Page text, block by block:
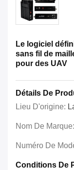
Le logiciel
sans fil de
pour des UAV
Détails De
Lieu D'origine:
Nom De Marque:
Numéro De
Conditions De